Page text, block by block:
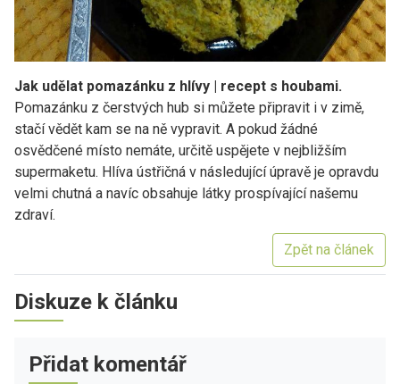
Jak udělat pomazánku z hlívy | recept s houbami.
Pomazánku z čerstvých hub si můžete připravit i v zimě,
stačí vědět kam se na ně vypravit. A pokud žádné
osvědčené místo nemáte, určitě uspějete v nejbližším
supermaketu. Hlíva ústřičná v následující úpravě je opravdu
velmi chutná a navíc obsahuje látky prospívající našemu
zdraví.
Zpět na článek
Diskuze k článku
Přidat komentář